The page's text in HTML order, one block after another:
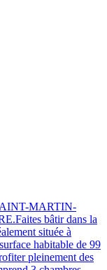
MARTIN-
bâtir dans la
située à
habitable de 99
pleinement des